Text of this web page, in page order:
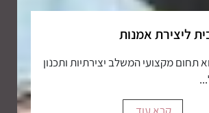
ליצירת אמנות
תחום מקצועי המשלב יצירתיות ותכנון